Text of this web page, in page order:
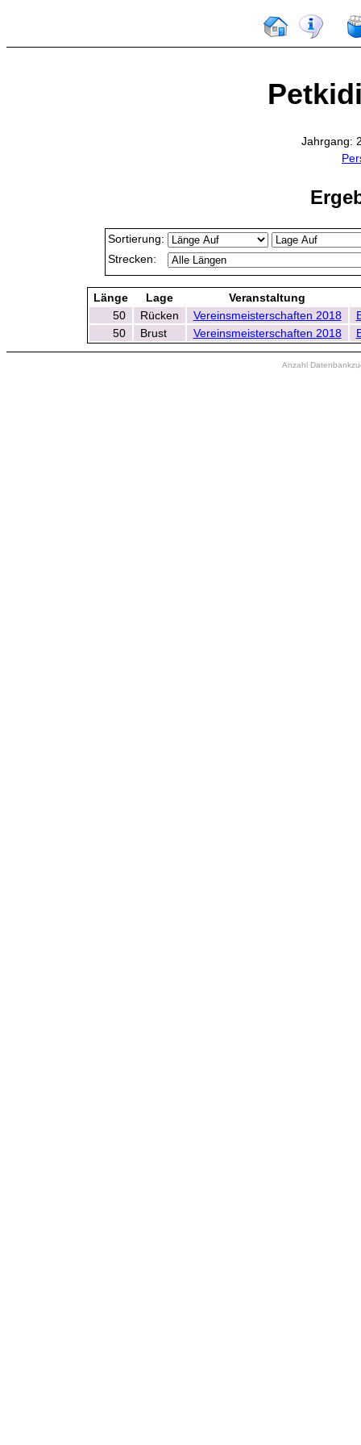
Jahrgang:
Sortierung:
Strecken:
Länge Lage
Veranstaltung
50
Rücken Vereinsmeisterschaften 2018
50
Brust Vereinsmeisterschaften 2018
Anzahl